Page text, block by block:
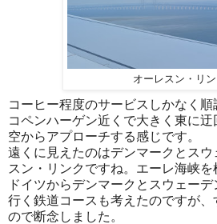
オーレスン・リン
コーヒー程度のサービスしかなく順
コペンハーゲン近くで大きく東に
空からアプローチする感じです。
遠くに見えたのはデンマークとス
スン・リンクですね。エーレ海峡
ドイツからデンマークとスウェー
行く鉄道コースも考えたのですが
ので断念しました。